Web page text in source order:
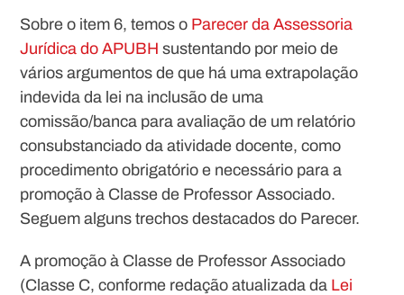
Sobre o item 6, temos o Parecer da Assessoria
Jurídica do APUBH sustentando por meio de
vários argumentos de que há uma extrapolação
indevida da lei na inclusão de uma
comissão/banca para avaliação de um relatório
consubstanciado da atividade docente, como
procedimento obrigatório e necessário para a
promoção à Classe de Professor Associado.
Seguem alguns trechos destacados do Parecer.
A promoção à Classe de Professor Associado
(Classe C, conforme redação atualizada da Lei